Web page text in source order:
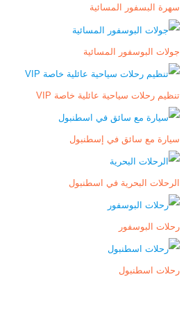
سهرة البسفور المسائية
جولات البوسفور المسائية
تنظيم رحلات سياحية عائلية خاصة VIP
سيارة مع سائق في إسطنبول
الرحلات البحرية في اسطنبول
رحلات البوسفور
رحلات اسطنبول